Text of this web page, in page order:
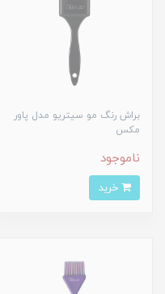
براش رنگ مو سیتریو مدل پاور
مکس
ناموجود